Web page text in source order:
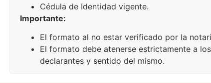
Cédula de Identidad vigente.
Importante:
El formato al no estar verificado por la
El formato debe atenerse estrictamente a
declarantes y sentido del mismo.